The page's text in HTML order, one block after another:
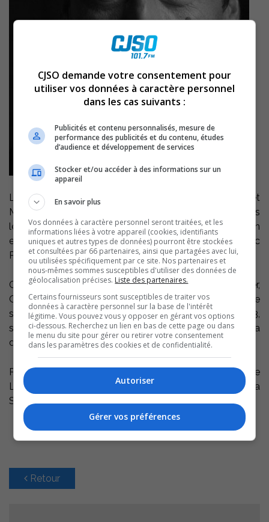
L’identité de celui pour qui les résidents de Saint-Aimé et
Massueville devront déployer tous leurs charmes dans
le cadre de l’émission de télévision La petite séduction
est maintenant connue. Il s’agit de l’acteur réalisateur Luc
Picard.
Celui qui a entre autres joué dans À l’ombre de l’Épervier,
Omerta, Simone et Chartrand, 15 février 1839 et Babine
sera donc dans les villages siamois les vendredi 23,
samedi 24 et dimanche 25 avril prochain, alors que la
diffusion est prévue quelque part en juin.
Pour informations, contactez le comité organisateur de
La Petite Séduction Saint-Aimé et Massueville, via
Suzanne Lalande au 450 788-3088.
Retour
CJSO demande votre consentement pour
utiliser vos données à caractère personnel
dans les cas suivants :
Publicités et contenu personnalisés, mesure de
performance des publicités et du contenu, études
d’audience et développement de services
Stocker et/ou accéder à des informations sur un
appareil
En savoir plus
Vos données à caractère personnel seront traitées, et les
informations liées à votre appareil (cookies, identifiants
uniques et autres types de données) pourront être stockées
et consultées par 66 partenaires, ainsi que partagées avec lui,
ou utilisées spécifiquement par ce site. Nos partenaires et
nous-mêmes sommes susceptibles d'utiliser des données de
géolocalisation précises. Liste des partenaires.
Certains fournisseurs sont susceptibles de traiter vos
données à caractère personnel sur la base de l'intérêt
légitime. Vous pouvez vous y opposer en gérant vos options
ci-dessous. Recherchez un lien en bas de cette page ou dans
le menu du site pour gérer ou retirer votre consentement
dans les paramètres des cookies et de confidentialité.
Autoriser
Gérer vos préférences